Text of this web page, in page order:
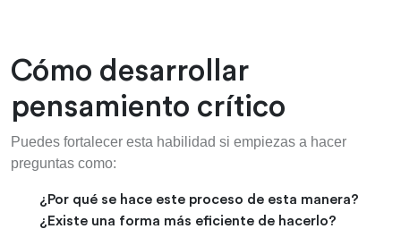
Cómo desarrollar
pensamiento crítico
Puedes fortalecer esta habilidad si empiezas a hacer
preguntas como:
¿Por qué se hace este proceso de esta manera?
¿Existe una forma más eficiente de hacerlo?